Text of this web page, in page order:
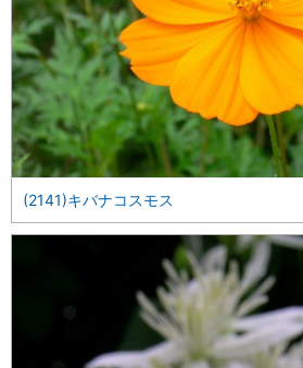
(2141)キバナコスモス